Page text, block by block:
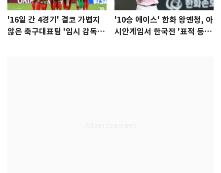
'16일 간 4경기' 결코 가볍지
않은 축구대표팀 '임시 감독'
'10승 에이스' 한화 왕옌청, 아
시안게임서 한국전 '표적 등